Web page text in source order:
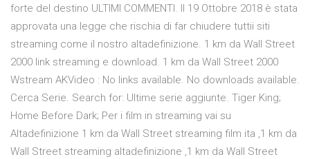
forte del destino ULTIMI COMMENTI. Il 19 Ottobre 2018 è stata
approvata una legge che rischia di far chiudere tuttii siti
streaming come il nostro altadefinizione. 1 km da Wall Street
2000 link streaming e download. 1 km da Wall Street 2000
Wstream AKVideo : No links available. No downloads available.
Cerca Serie. Search for: Ultime serie aggiunte. Tiger King;
Home Before Dark; Per i film in streaming vai su
Altadefinizione 1 km da Wall Street streaming film ita ,1 km da
Wall Street streaming altadefinizione ,1 km da Wall Street